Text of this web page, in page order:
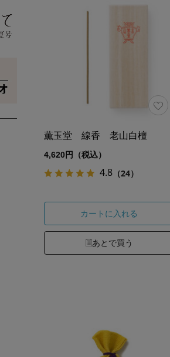
薫玉堂 線香 老山白檀
4,620円（税込）
4.8 （24）
カートに入れる
あとで買う